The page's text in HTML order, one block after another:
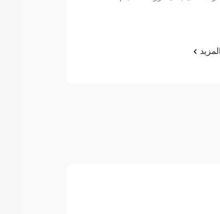
المزيد